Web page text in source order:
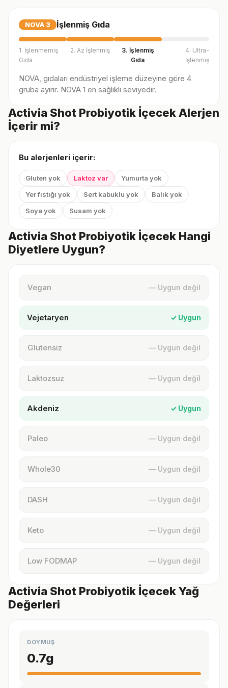
NOVA 3 İşlenmiş Gıda
1. İşlenmemiş
Gıda
2. Az İşlenmiş
3. İşlenmiş
Gıda
4. Ultra-
İşlenmiş
NOVA, gıdaları endüstriyel işleme düzeyine göre 4
gruba ayırır. NOVA 1 en sağlıklı seviyedir.
Activia Shot Probiyotik İçecek Alerjen
İçerir mi?
Bu alerjenleri içerir:
Gluten yok Laktoz var
Yumurta yok
Yer fıstığı yok
Sert kabuklu yok
Balık yok
Soya yok
Susam yok
Activia Shot Probiyotik İçecek Hangi
Diyetlere Uygun?
Vegan — Uygun değil
Vejetaryen ✓ Uygun
Glutensiz — Uygun değil
Laktozsuz — Uygun değil
Akdeniz ✓ Uygun
Paleo — Uygun değil
Whole30 — Uygun değil
DASH — Uygun değil
Keto — Uygun değil
Low FODMAP — Uygun değil
Activia Shot Probiyotik İçecek Yağ
Değerleri
DOYMUŞ
0.7g